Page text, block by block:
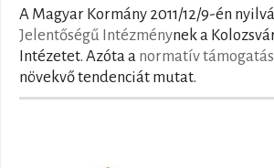
A Magyar Kormány 2011/12/9-én
Jelentőségű Intézménynek a
Intézetet. Azóta a normatív támogatás
növekvő tendenciát mutat.